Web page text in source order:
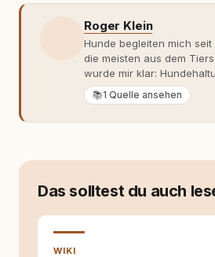
Roger Klein
Hunde begleiten mich seit
die meisten aus dem
wurde mir klar:
Gefühl, sondern
Fachwissen. Der
moderner
entsteht echte Bindung
Wissens- und
📚1 Quelle ansehen
Das solltest du auch
WIKI